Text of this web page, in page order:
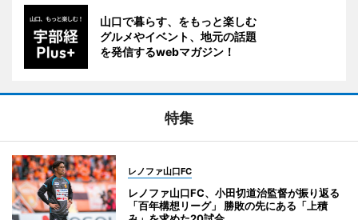
山口で暮らす、をもっと楽しむ
グルメやイベント、地元の話題
を発信するwebマガジン！
特集
レノファ山口FC
レノファ山口FC、小田切道治監督が振り返る
「百年構想リーグ」 勝敗の先にある「上積